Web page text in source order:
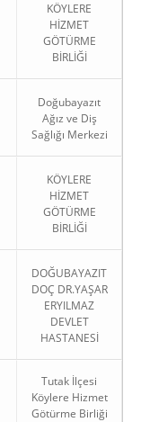
KÖYLERE
HİZMET
GÖTÜRME
BİRLİĞİ
Doğubayazıt
Ağız ve Diş
Sağlığı Merkezi
KÖYLERE
HİZMET
GÖTÜRME
BİRLİĞİ
DOĞUBAYAZIT
DOÇ DR.YAŞAR
ERYILMAZ
DEVLET
HASTANESİ
Tutak İlçesi
Köylere Hizmet
Götürme Birliği